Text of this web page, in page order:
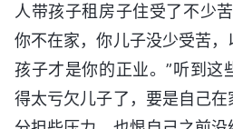
人带孩子租房子住受了不少
你不在家，你儿子没少受苦
孩子才是你的正业。”听到这
得太亏欠儿子了，要是自己